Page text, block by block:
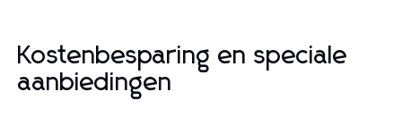
Kostenbesparing en speciale
aanbiedingen